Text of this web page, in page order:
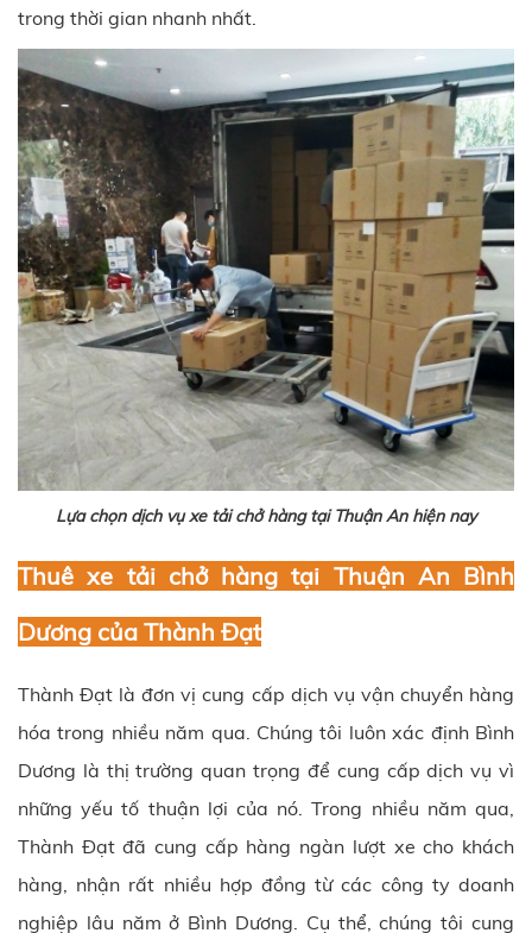
trong thời gian nhanh nhất.
Lựa chọn dịch vụ xe tải chở hàng tại Thuận An hiện nay
Thuê xe tải chở hàng tại Thuận An Bình
Dương của Thành Đạt
Thành Đạt là đơn vị cung cấp dịch vụ vận chuyển hàng
hóa trong nhiều năm qua. Chúng tôi luôn xác định Bình
Dương là thị trường quan trọng để cung cấp dịch vụ vì
những yếu tố thuận lợi của nó. Trong nhiều năm qua,
Thành Đạt đã cung cấp hàng ngàn lượt xe cho khách
hàng, nhận rất nhiều hợp đồng từ các công ty doanh
nghiệp lâu năm ở Bình Dương. Cụ thể, chúng tôi cung